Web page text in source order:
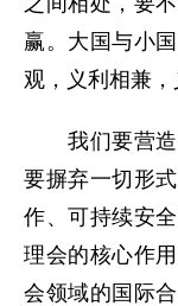
赢。大国与小
观，义利相兼，
我们要营造
要摒弃一切形
作、可持续安
理会的核心作
会领域的国际